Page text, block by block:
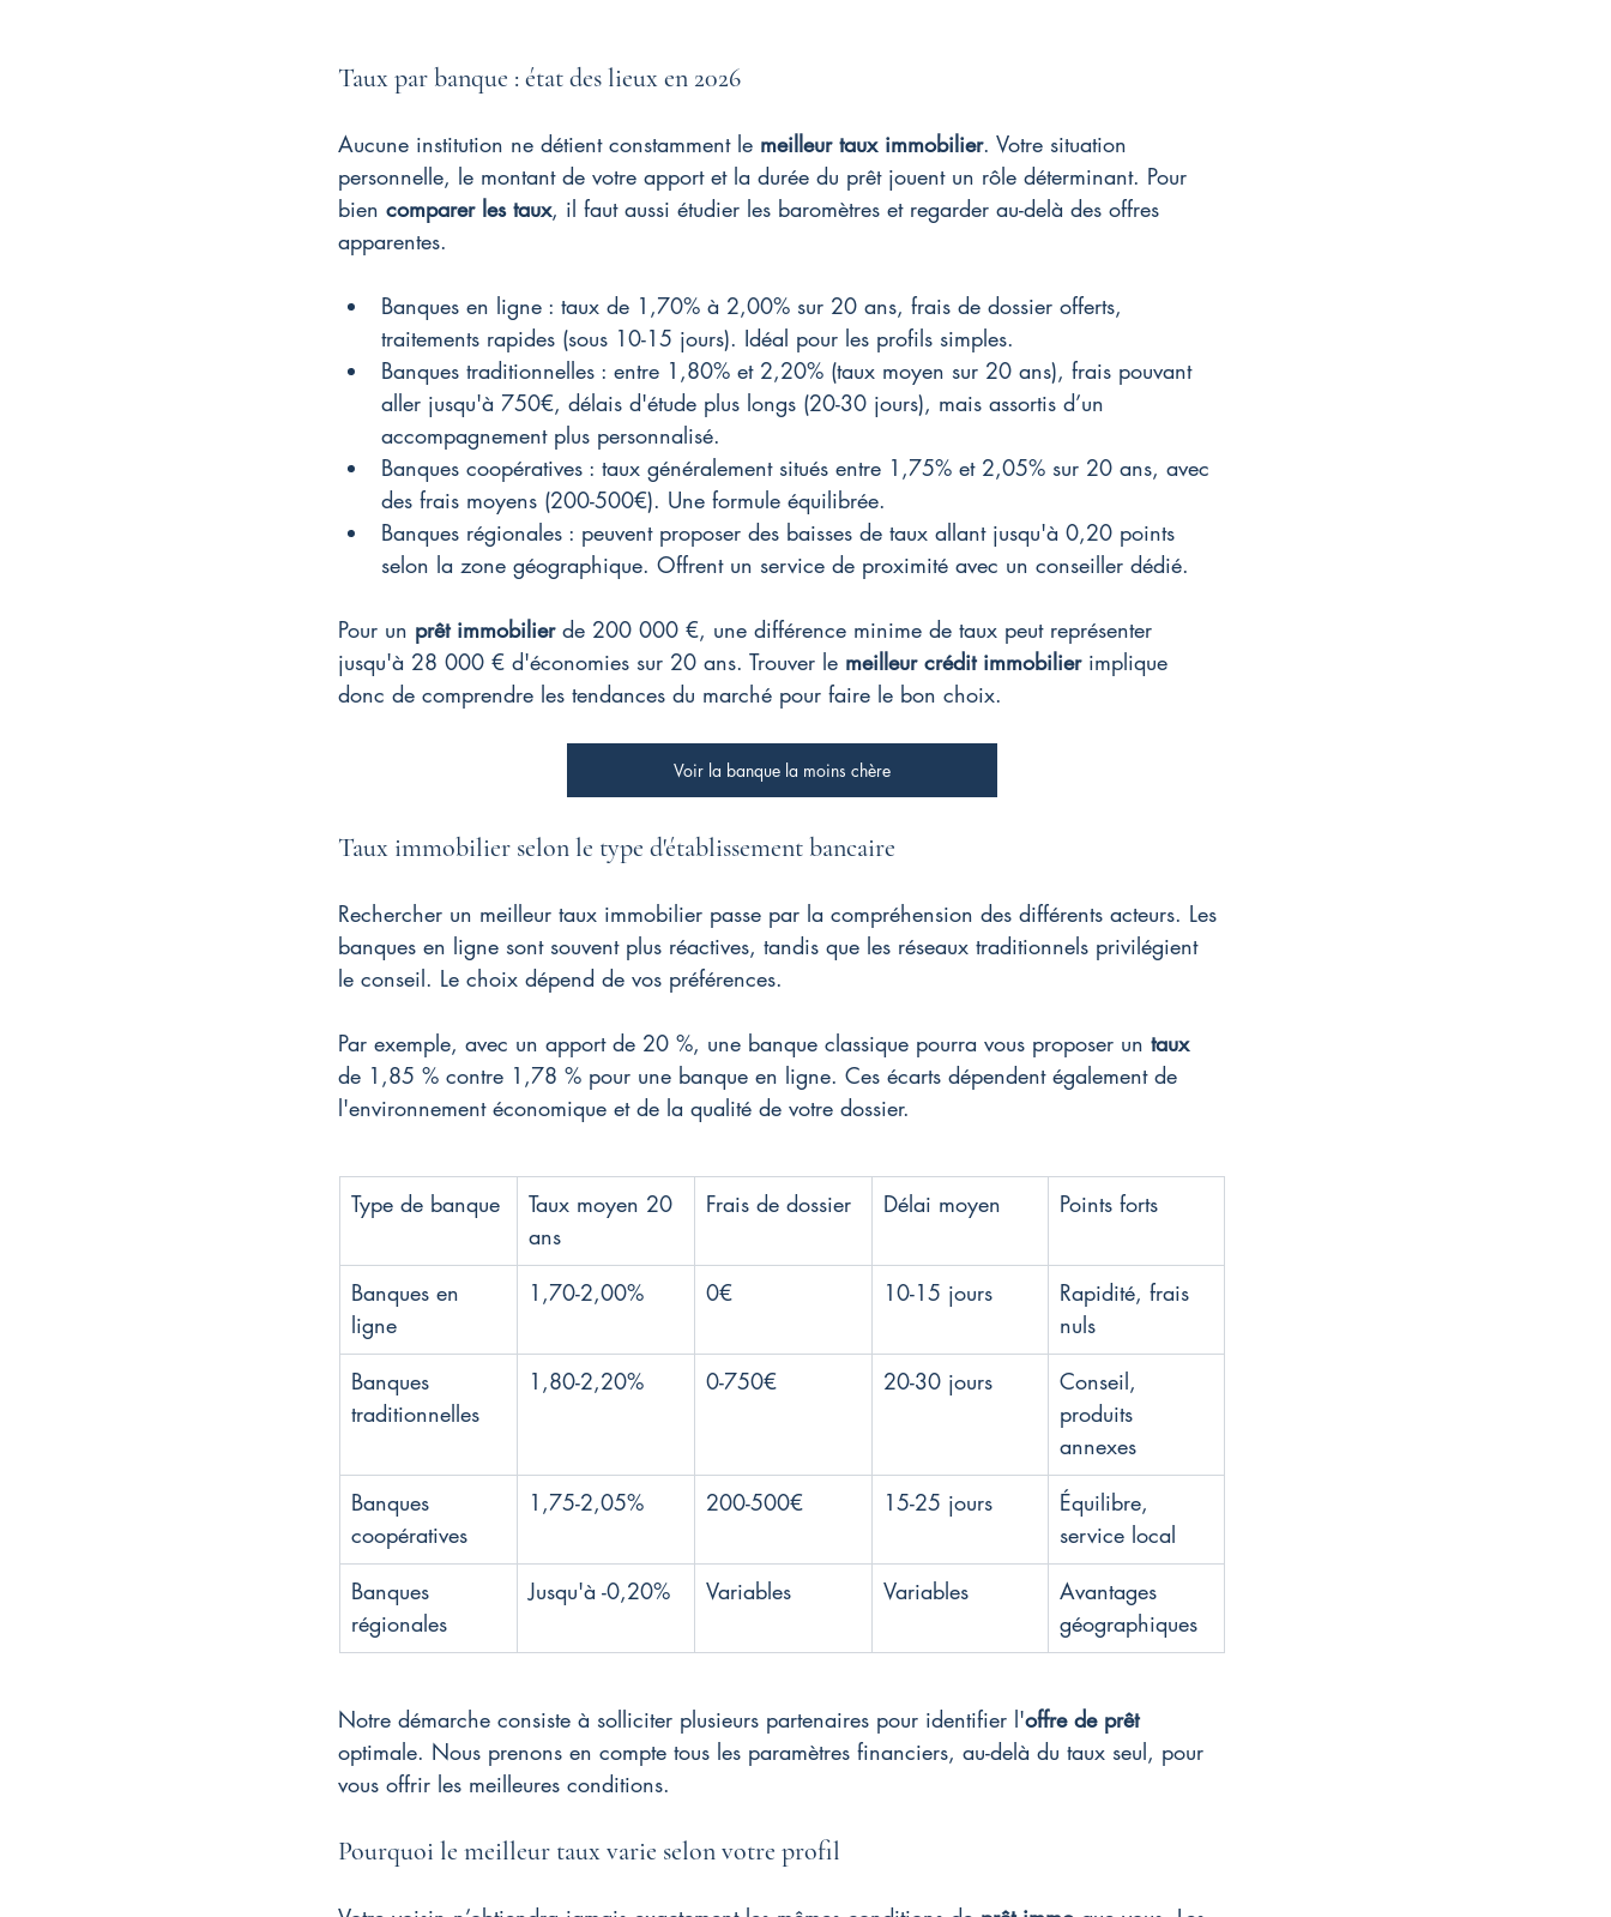
Taux par banque : état des lieux en 2026
Aucune institution ne détient constamment le meilleur taux immobilier. Votre situation
personnelle, le montant de votre apport et la durée du prêt jouent un rôle déterminant. Pour
bien comparer les taux, il faut aussi étudier les baromètres et regarder au-delà des offres
apparentes.
Banques en ligne : taux de 1,70% à 2,00% sur 20 ans, frais de dossier offerts,
traitements rapides (sous 10-15 jours). Idéal pour les profils simples.
Banques traditionnelles : entre 1,80% et 2,20% (taux moyen sur 20 ans), frais pouvant
aller jusqu'à 750€, délais d'étude plus longs (20-30 jours), mais assortis d’un
accompagnement plus personnalisé.
Banques coopératives : taux généralement situés entre 1,75% et 2,05% sur 20 ans, avec
des frais moyens (200-500€). Une formule équilibrée.
Banques régionales : peuvent proposer des baisses de taux allant jusqu'à 0,20 points
selon la zone géographique. Offrent un service de proximité avec un conseiller dédié.
Pour un prêt immobilier de 200 000 €, une différence minime de taux peut représenter
jusqu'à 28 000 € d'économies sur 20 ans. Trouver le meilleur crédit immobilier implique
donc de comprendre les tendances du marché pour faire le bon choix.
Voir la banque la moins chère
Taux immobilier selon le type d'établissement bancaire
Rechercher un meilleur taux immobilier passe par la compréhension des différents acteurs. Les
banques en ligne sont souvent plus réactives, tandis que les réseaux traditionnels privilégient
le conseil. Le choix dépend de vos préférences.
Par exemple, avec un apport de 20 %, une banque classique pourra vous proposer un taux
de 1,85 % contre 1,78 % pour une banque en ligne. Ces écarts dépendent également de
l'environnement économique et de la qualité de votre dossier.
Type de banque
Taux moyen 20
ans
Frais de dossier Délai moyen Points forts
Banques en
ligne
1,70-2,00% 0€ 10-15 jours
Rapidité, frais
nuls
Banques
traditionnelles
1,80-2,20% 0-750€ 20-30 jours
Conseil,
produits
annexes
Banques
coopératives
1,75-2,05% 200-500€ 15-25 jours
Équilibre,
service local
Banques
régionales
Jusqu'à -0,20% Variables Variables
Avantages
géographiques
Notre démarche consiste à solliciter plusieurs partenaires pour identifier l'offre de prêt
optimale. Nous prenons en compte tous les paramètres financiers, au-delà du taux seul, pour
vous offrir les meilleures conditions.
Pourquoi le meilleur taux varie selon votre profil